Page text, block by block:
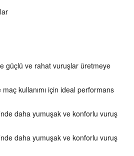
güçlü ve rahat vuruşlar üretmeye
kullanımı için ideal performans
daha yumuşak ve konforlu vuruş
daha yumuşak ve konforlu vuruş